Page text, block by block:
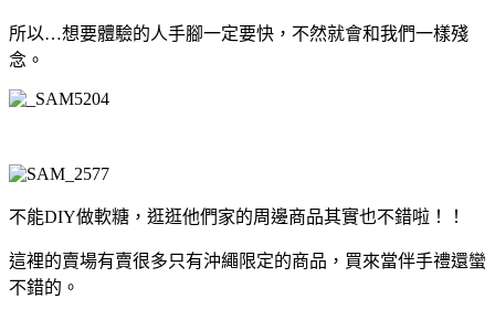
所以…想要體驗的人手腳一定要快，不然就會和我們一樣殘
念。
不能DIY做軟糖，逛逛他們家的周邊商品其實也不錯啦！！
這裡的賣場有賣很多只有沖繩限定的商品，買來當伴手禮還蠻
不錯的。